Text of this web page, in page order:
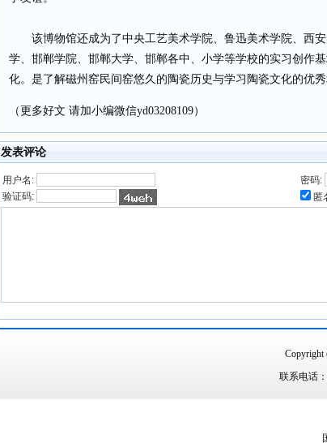
该博物馆还成为了中央工艺美术学院、鲁迅美术学院、西
学、邯郸学院、邯郸大学、邯郸各中、小学等学校的实习创作
化。是了解磁州窑民间窑悠久的陶瓷历史与学习陶瓷文化的优秀
（更多好文 请加小编微信yd03208109）
发表评论
用户名:
密码:
验证码:
匿
联系电话